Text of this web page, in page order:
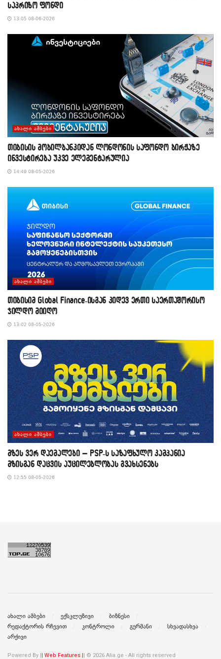
საპრიზო ფონდი
13:05 08-06-2026
ᲐᲮᲐᲚᲘ ᲐᲛᲑᲔᲑᲘ
თიბისის მობილბანკიდან ლონდონის საფონდო ბირჟაზე
ინვესტირება უკვე ელემენტარულია
14:49 08-05-2026
ᲐᲮᲐᲚᲘ ᲐᲛᲑᲔᲑᲘ
თიბისიმ Global Finance-ისგან კიდევ ერთი საერთაშორისო
ჯილდო მიიღო
13:02 08-05-2026
ᲐᲮᲐᲚᲘ ᲐᲛᲑᲔᲑᲘ
მზეს ვერ დაემალები – PSP-ს საზაფხულო კამპანია
მზისგან დაცვის აუცილებლობას გვახსენებს
12:55 08-05-2026
ახალი ამბები ექსკლუზივი
ბიზნესი
რედაქტორის რჩევით
კონტროლი გურმანი
სხვადასხვა
არქივი
Powered By || Web Features || © 2026 Alia.ge - All rights reserved